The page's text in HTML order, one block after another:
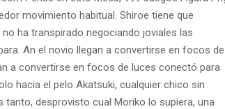
movimiento habitual. Shiroe tiene que
ha transpirado negociando joviales las
An el novio llegan a convertirse en focos de
a convertirse en focos de luces conectó para
hacia el pelo Akatsuki, cualquier chico sin
desprovisto cual Moriko lo supiera, una